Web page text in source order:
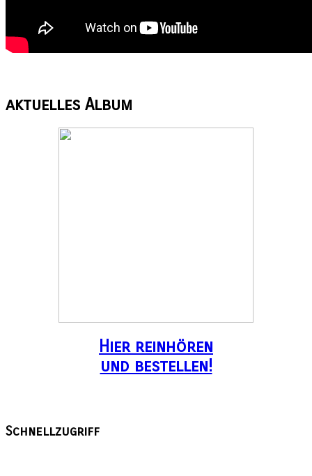
aktuelles Album
Hier reinhören
und bestellen!
Schnellzugriff